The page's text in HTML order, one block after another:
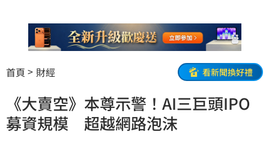
首頁 財經 看新聞換好禮
《大賣空》本尊示警！AI三巨頭IPO
募資規模 超越網路泡沫